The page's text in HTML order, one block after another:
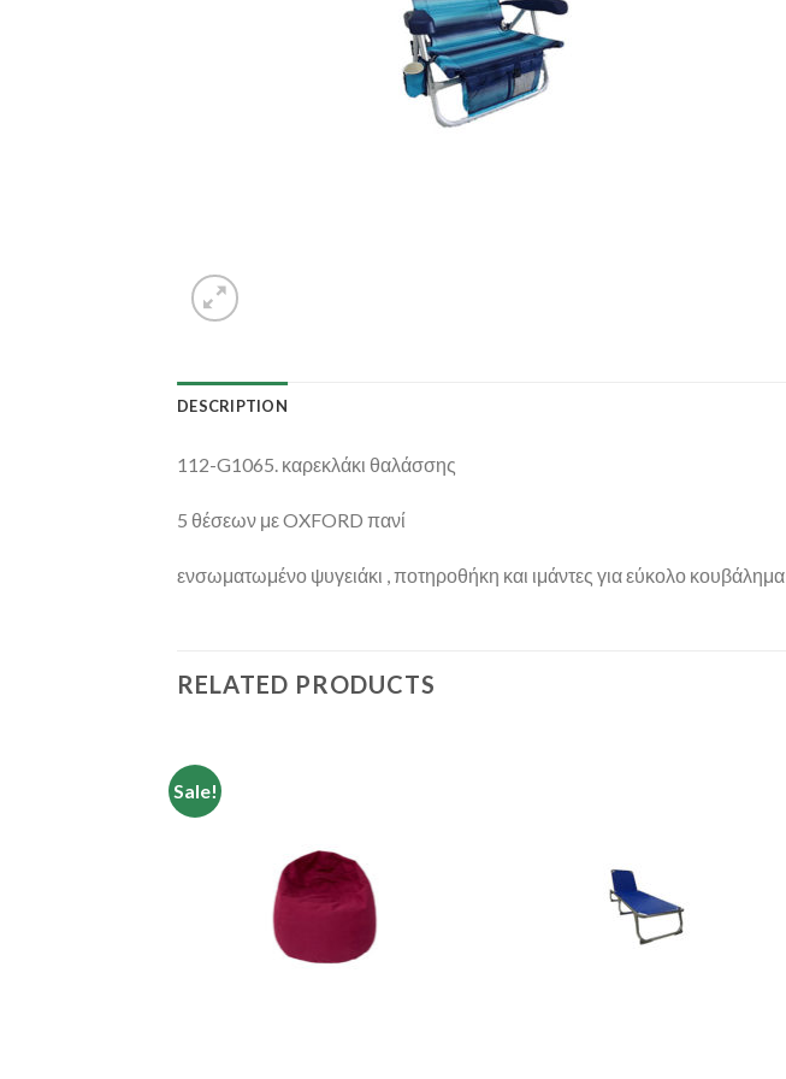
DESCRIPTION
112-G1065. καρεκλάκι θαλάσσης
5 θέσεων με OXFORD πανί
ενσωματωμένο ψυγειάκι , ποτηροθήκη και ιμάντες για εύκολο κουβάλημα
RELATED PRODUCTS
Sale!